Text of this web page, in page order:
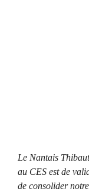
Le Nantais
au CES est de
de consolider